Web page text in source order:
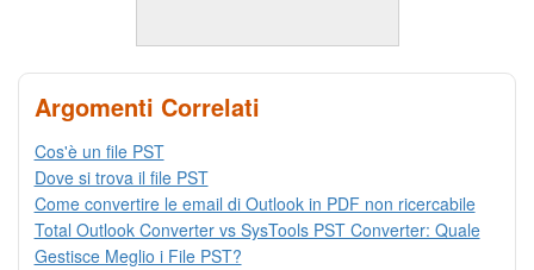
Argomenti Correlati
Cos'è un file PST
Dove si trova il file PST
Come convertire le email di Outlook in PDF non ricercabile
Total Outlook Converter vs SysTools PST Converter: Quale
Gestisce Meglio i File PST?